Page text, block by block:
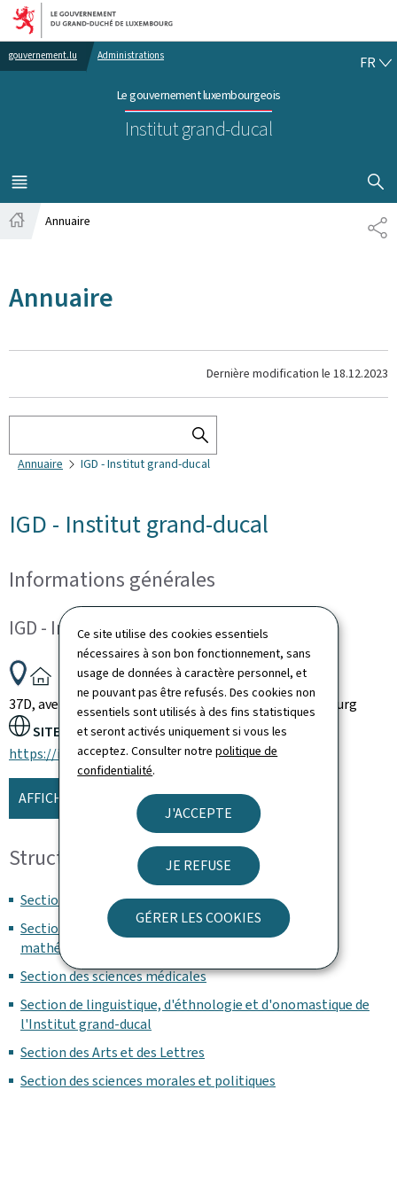
Ce site utilise des cookies essentiels
nécessaires à son bon fonctionnement, sans
usage de données à caractère personnel, et
ne pouvant pas être refusés. Des cookies non
essentiels sont utilisés à des fins statistiques
et seront activés uniquement si vous les
acceptez. Consulter notrepolitique de
confidentialité.
J'ACCEPTE
JE REFUSE
GÉRER LES COOKIES
Aller au menu principal
Aller au contenu
gouvernement.lu Administrations
Le gouvernement luxembourgeois
Institut grand-ducal
FR
MENU
PRINCIPAL
Annuaire
Annuaire
Dernière modification le 18.12.2023
RECHERCHER
DANS
Annuaire IGD - Institut grand-ducal
IGD - Institut grand-ducal
Informations générales
IGD - Institut grand-ducal
ADRESSE
37D, avenue J.F. Kennedy L-1855 Luxembourg Luxembourg
SITE WEB :
https://igd.lu
AFFICHER LA CARTE
Structure et organisation
Section historique
Section des sciences naturelles, physiques et
mathématiques
Section des sciences médicales
Section de linguistique, d'éthnologie et d'onomastique de
l'Institut grand-ducal
Section des Arts et des Lettres
Section des sciences morales et politiques